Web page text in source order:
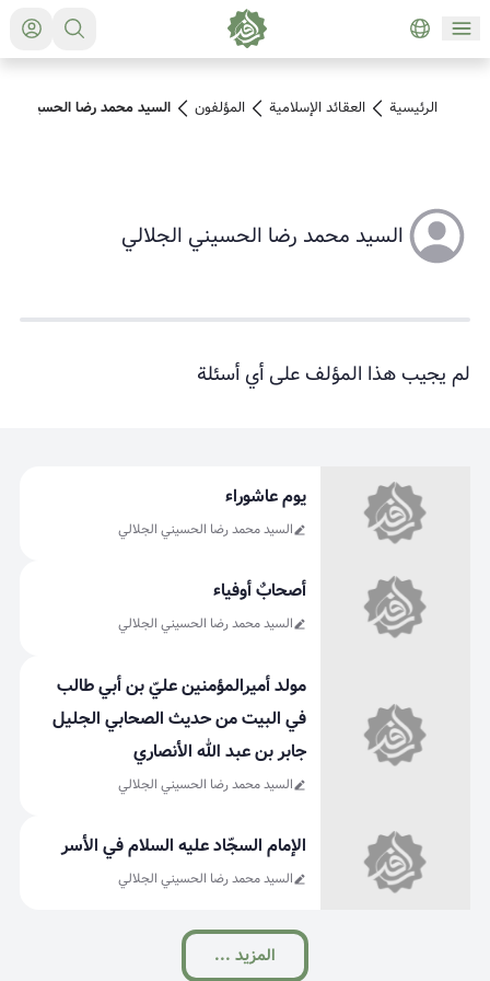
الرئيسية العقائد الإسلامية المؤلفون السيد محمد رضا الحسيني
السيد محمد رضا الحسيني الجلالي
لم يجيب هذا المؤلف على أي أسئلة
يوم عاشوراء
السيد محمد رضا الحسيني الجلالي
أصحابٌ أوفياء
السيد محمد رضا الحسيني الجلالي
مولد أميرالمؤمنين عليّ بن أبي طالب
في البيت من حديث الصحابي الجليل
جابر بن عبد الله الأنصاري
السيد محمد رضا الحسيني الجلالي
الإمام السجّاد عليه السلام في الأسر
السيد محمد رضا الحسيني الجلالي
المزید ...